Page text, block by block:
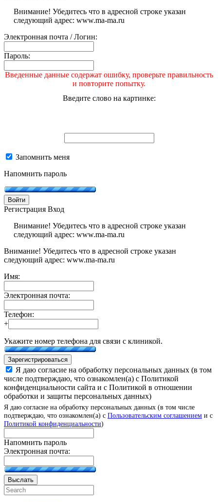
Внимание! Убедитесь что в адресной строке указан
следующий адрес: www.ma-ma.ru
Электронная почта / Логин:
Пароль:
Введенные данные содержат ошибку, проверьте правильность
и повторите попытку.
Введите слово на картинке:
Запомнить меня
Напомнить пароль
Войти
Регистрация Вход
Внимание! Убедитесь что в адресной строке указан
следующий адрес: www.ma-ma.ru
Внимание! Убедитесь что в адресной строке указан
следующий адрес: www.ma-ma.ru
Имя:
Электронная почта:
Телефон:
+
Укажите номер телефона для связи с клиникой.
Зарегистрироваться
Я даю согласие на обработку персональных данных (в том
числе подтверждаю, что ознакомлен(а) с Политикой
конфиденциальности сайта и с Политикой в отношении
обработки и защиты персональных данных)
Я даю согласие на обработку персональных данных (в том числе
подтверждаю, что ознакомлен(а) с Пользовательским соглашением и с
Политикой конфиденциальности)
Напомнить пароль
Электронная почта:
Выслать